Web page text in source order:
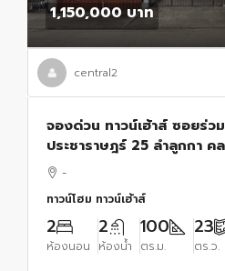
1,150,000 บาท
central2
จองด่วน ทาวน์เฮ้าส์ ซอยร่ว
ประชาราษฎร์ 25 ลำลูกกา ค
-
ทาวน์โฮม ทาวน์เฮ้าส์
2
ห้องนอน
2
ห้องน้ำ
100
ตร.ม.
23
ตร.ว.